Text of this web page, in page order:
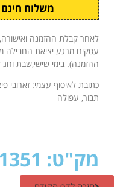
משלוח חינם מעל
עסקים מרגע יציאת החבילה
ההזמנה). בימי שישי,שבת
כתובת לאיסוף עצמי: זארובי
תבור, עפולה
מק"ט: 7290008841351